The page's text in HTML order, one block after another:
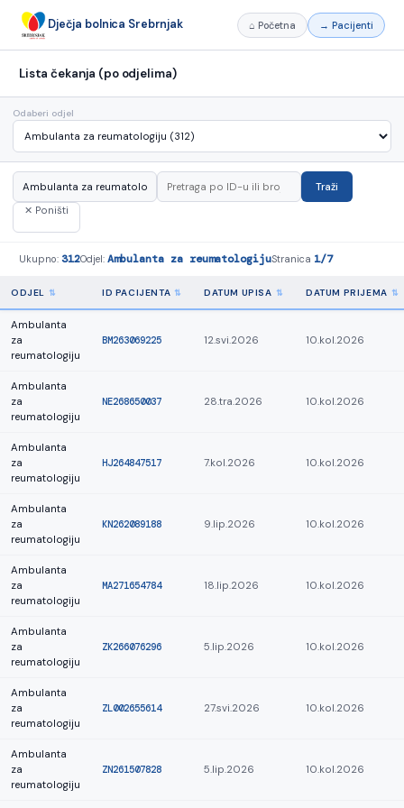
Dječja bolnica Srebrnjak ⌂ Početna → Pacijenti
Lista čekanja (po odjelima)
Odaberi odjel
Traži
✕ Poništi
Ukupno: 312Odjel: Ambulanta za reumatologijuStranica 1/7
ODJEL ID PACIJENTA DATUM UPISA DATUM PRIJEMA
Ambulanta
za
reumatologiju
BM263069225 12.svi.2026 10.kol.2026
Ambulanta
za
reumatologiju
NE268650037 28.tra.2026 10.kol.2026
Ambulanta
za
reumatologiju
HJ264847517 7.kol.2026 10.kol.2026
Ambulanta
za
reumatologiju
KN262089188 9.lip.2026 10.kol.2026
Ambulanta
za
reumatologiju
MA271654784 18.lip.2026 10.kol.2026
Ambulanta
za
reumatologiju
ZK266076296 5.lip.2026 10.kol.2026
Ambulanta
za
reumatologiju
ZL002655614 27.svi.2026 10.kol.2026
Ambulanta
za
reumatologiju
ZN261507828 5.lip.2026 10.kol.2026